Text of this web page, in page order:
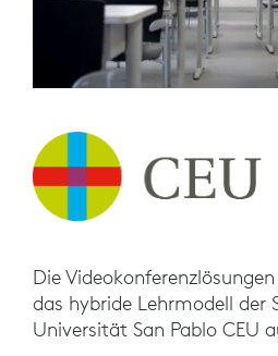
Die
das hybride Lehrmodell der
Universität San Pablo CEU